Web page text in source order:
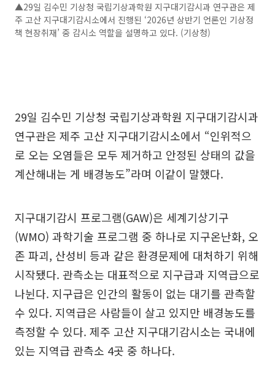
▲29일 김수민 기상청 국립기상과학원 지구대기감시과 연구관은 제
주 고산 지구대기감시소에서 진행된 ‘2026년 상반기 언론인 기상정
책 현장취재’ 중 감시소 역할을 설명하고 있다. (기상청)
29일 김수민 기상청 국립기상과학원 지구대기감시과
연구관은 제주 고산 지구대기감시소에서 “인위적으
로 오는 오염들은 모두 제거하고 안정된 상태의 값을
계산해내는 게 배경농도”라며 이같이 말했다.
지구대기감시 프로그램(GAW)은 세계기상기구
(WMO) 과학기술 프로그램 중 하나로 지구온난화, 오
존 파괴, 산성비 등과 같은 환경문제에 대처하기 위해
시작됐다. 관측소는 대표적으로 지구급과 지역급으로
나뉜다. 지구급은 인간의 활동이 없는 대기를 관측할
수 있다. 지역급은 사람들이 살고 있지만 배경농도를
측정할 수 있다. 제주 고산 지구대기감시소는 국내에
있는 지역급 관측소 4곳 중 하나다.